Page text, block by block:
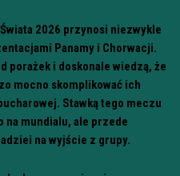
2026 przynosi niezwykle
Panamy i Chorwacji.
porażek i doskonale wiedzą, że
mocno skomplikować ich
Stawką tego meczu
mundialu, ale przede
na wyjście z grupy.